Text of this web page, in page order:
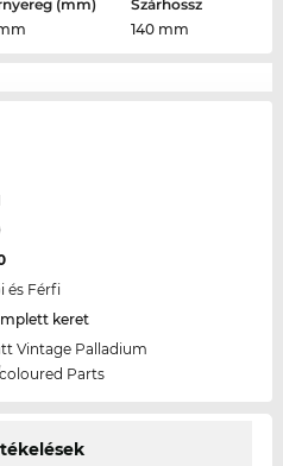
(mm)
Szárhossz
140 mm
és Férfi
keret
Vintage Palladium
Parts